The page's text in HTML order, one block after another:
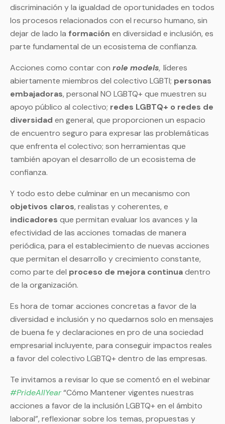
discriminación y la igualdad de oportunidades en todos
los procesos relacionados con el recurso humano, sin
dejar de lado la formación en diversidad e inclusión, es
parte fundamental de un ecosistema de confianza.
Acciones como contar con role models, líderes
abiertamente miembros del colectivo LGBTI; personas
embajadoras, personal NO LGBTQ+ que muestren su
apoyo público al colectivo; redes LGBTQ+ o redes de
diversidad en general, que proporcionen un espacio
de encuentro seguro para expresar las problemáticas
que enfrenta el colectivo; son herramientas que
también apoyan el desarrollo de un ecosistema de
confianza.
Y todo esto debe culminar en un mecanismo con
objetivos claros, realistas y coherentes, e
indicadores que permitan evaluar los avances y la
efectividad de las acciones tomadas de manera
periódica, para el establecimiento de nuevas acciones
que permitan el desarrollo y crecimiento constante,
como parte del proceso de mejora continuadentro
de la organización.
Es hora de tomar acciones concretas a favor de la
diversidad e inclusión y no quedarnos solo en mensajes
de buena fe y declaraciones en pro de una sociedad
empresarial incluyente, para conseguir impactos reales
a favor del colectivo LGBTQ+ dentro de las empresas.
Te invitamos a revisar lo que se comentó en el webinar
#PrideAllYear“Cómo Mantener vigentes nuestras
acciones a favor de la inclusión LGBTQ+ en el ámbito
laboral”, reflexionar sobre los temas, propuestas y